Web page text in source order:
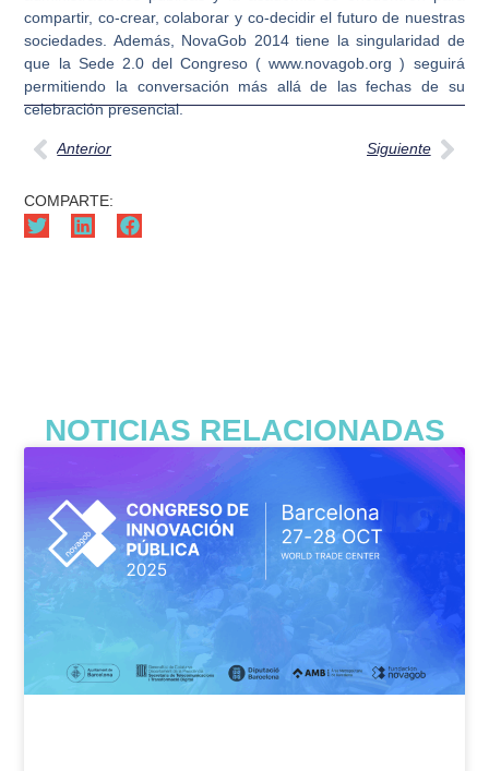
compartir, co-crear, colaborar y co-decidir el futuro de nuestras
sociedades. Además, NovaGob 2014 tiene la singularidad de
que la Sede 2.0 del Congreso ( www.novagob.org ) seguirá
permitiendo la conversación más allá de las fechas de su
celebración presencial.
Anterior Siguiente
COMPARTE:
NOTICIAS RELACIONADAS